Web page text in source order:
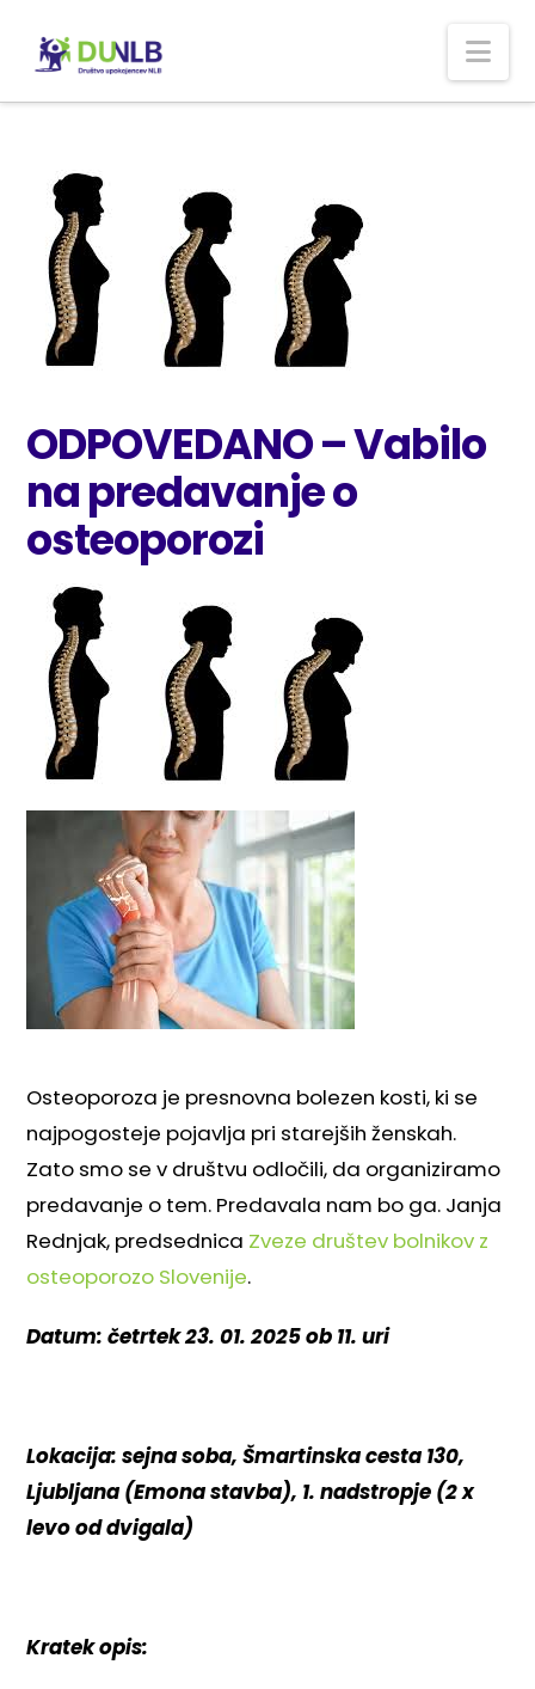
ODPOVEDANO – Vabilo
na predavanje o
osteoporozi
Osteoporoza je presnovna bolezen kosti, ki se
najpogosteje pojavlja pri starejših ženskah.
Zato smo se v društvu odločili, da organiziramo
predavanje o tem. Predavala nam bo ga. Janja
Rednjak, predsednica Zveze društev bolnikov z
osteoporozo Slovenije.
Datum: četrtek 23. 01. 2025 ob 11. uri
Lokacija: sejna soba, Šmartinska cesta 130,
Ljubljana (Emona stavba), 1. nadstropje (2 x
levo od dvigala)
Kratek opis: